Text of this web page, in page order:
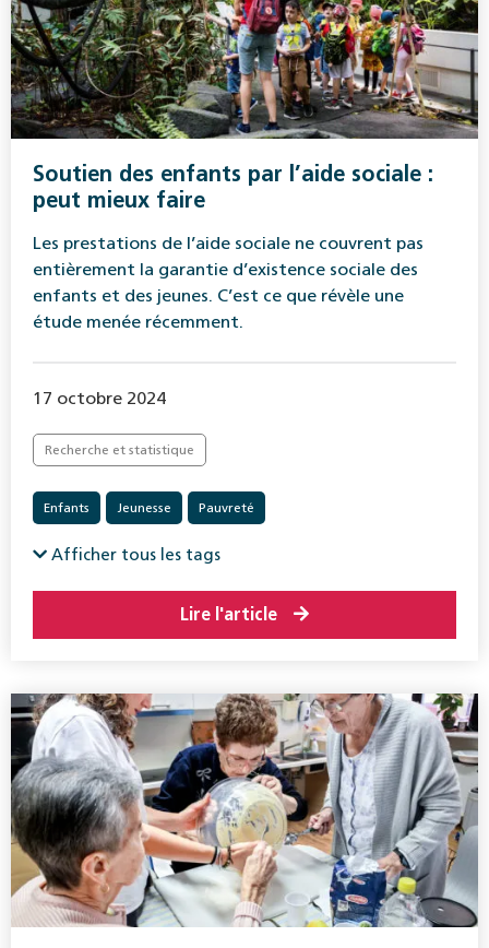
Soutien des enfants par l’aide sociale :
peut mieux faire
Les prestations de l’aide sociale ne couvrent pas
entièrement la garantie d’existence sociale des
enfants et des jeunes. C’est ce que révèle une
étude menée récemment.
17 octobre 2024
Recherche et statistique
Enfants Jeunesse Pauvreté
Afficher tous les tags
Lire l'article